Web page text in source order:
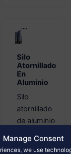
Manage Consent
we use
Silo
Atornillado
En
Aluminio
Silo
atornillado
de aluminio
almacenamiento